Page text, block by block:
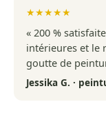
★★★★★
« 200 %
intérieures et le
goutte de
Jessika G. ·